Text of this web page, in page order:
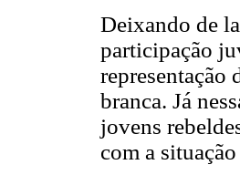
Deixando de
participação
representação
branca. Já
jovens
com a